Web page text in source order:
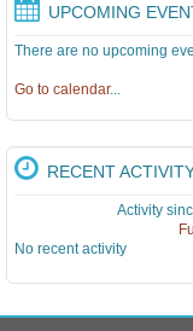
UPCOMING
There are no upcoming
Go to calendar...
RECENT
Activity
No recent activity